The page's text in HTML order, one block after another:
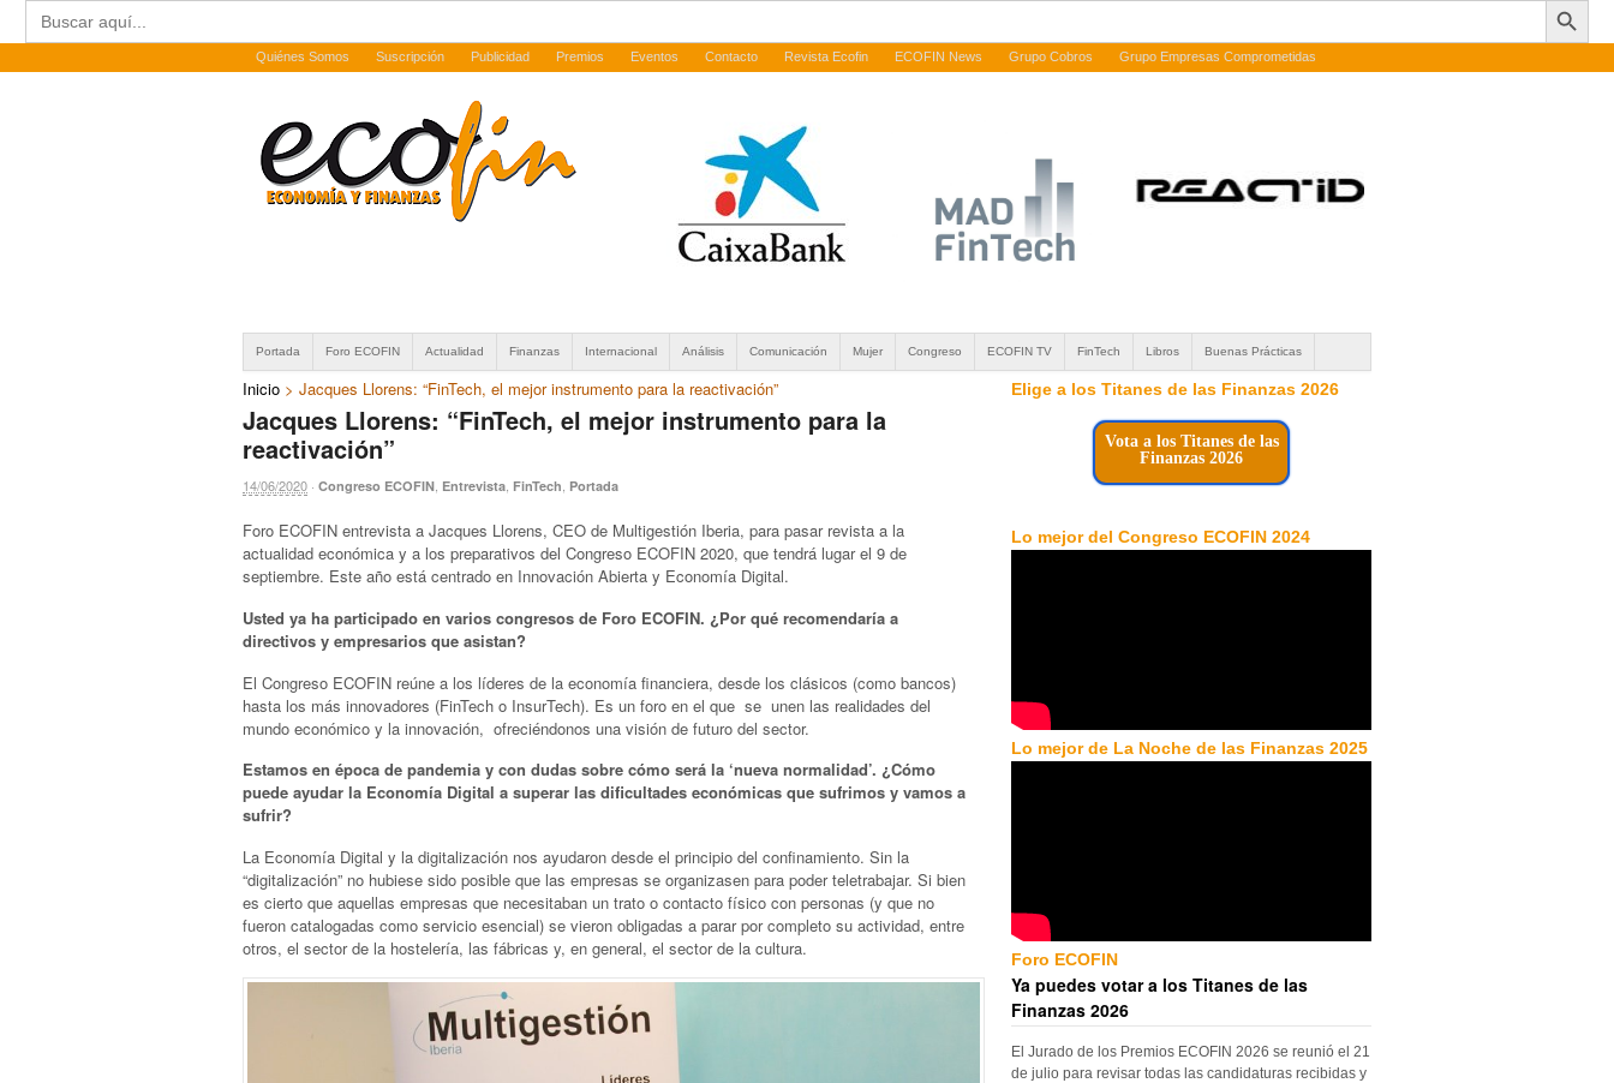
Buscar:
Quiénes Somos Suscripción Publicidad Premios Eventos Contacto Revista Ecofin ECOFIN News Grupo Cobros Grupo Empresas Comprometidas
Portada Foro ECOFIN Actualidad Finanzas Internacional Análisis Comunicación Mujer Congreso ECOFIN TV FinTech Libros Buenas Prácticas
Inicio > Jacques Llorens: “FinTech, el mejor instrumento para la reactivación”
Jacques Llorens: “FinTech, el mejor instrumento para la
reactivación”
14/06/2020 · Congreso ECOFIN Entrevista FinTech Portada
Foro ECOFIN entrevista a Jacques Llorens, CEO de Multigestión Iberia, para pasar revista a la
actualidad económica y a los preparativos del Congreso ECOFIN 2020, que tendrá lugar el 9 de
septiembre. Este año está centrado en Innovación Abierta y Economía Digital.
Usted ya ha participado en varios congresos de Foro ECOFIN. ¿Por qué recomendaría a
directivos y empresarios que asistan?
El Congreso ECOFIN reúne a los líderes de la economía financiera, desde los clásicos (como bancos)
hasta los más innovadores (FinTech o InsurTech). Es un foro en el que se unen las realidades del
mundo económico y la innovación, ofreciéndonos una visión de futuro del sector.
Estamos en época de pandemia y con dudas sobre cómo será la ‘nueva normalidad’. ¿Cómo
puede ayudar la Economía Digital a superar las dificultades económicas que sufrimos y vamos a
sufrir?
La Economía Digital y la digitalización nos ayudaron desde el principio del confinamiento. Sin la
“digitalización” no hubiese sido posible que las empresas se organizasen para poder teletrabajar. Si bien
es cierto que aquellas empresas que necesitaban un trato o contacto físico con personas (y que no
fueron catalogadas como servicio esencial) se vieron obligadas a parar por completo su actividad, entre
otros, el sector de la hostelería, las fábricas y, en general, el sector de la cultura.
Elige a los Titanes de las Finanzas 2026
Vota a los Titanes de las
Finanzas 2026
Lo mejor del Congreso ECOFIN 2024
Lo mejor de La Noche de las Finanzas 2025
Foro ECOFIN
Ya puedes votar a los Titanes de las
Finanzas 2026
El Jurado de los Premios ECOFIN 2026 se reunió el 21
de julio para revisar todas las candidaturas recibidas y